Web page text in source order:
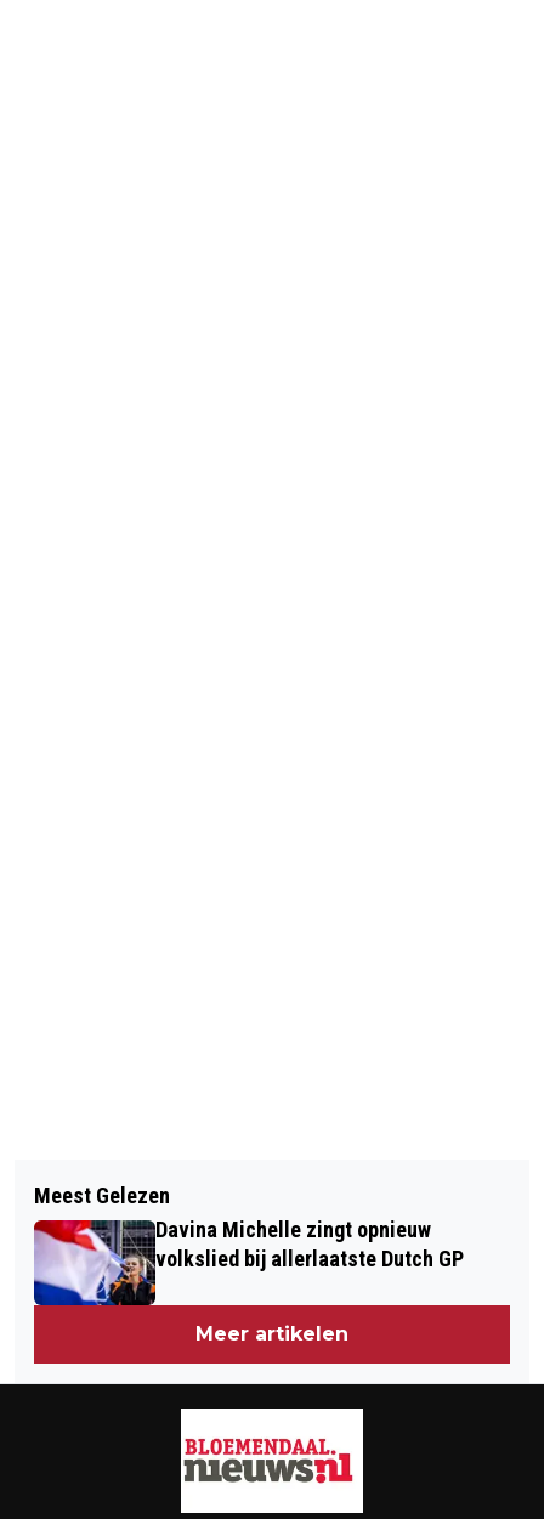
REGIO – TANKEN ZONDER BETALING
KOMT DE BESTUURDER DUUR TE
STAAN
PIETS WEERBERICHT: WEEKEND
ZOMERTEMPERATUREN
Meest Gelezen
Davina Michelle zingt opnieuw
volkslied bij allerlaatste Dutch GP
Meer artikelen